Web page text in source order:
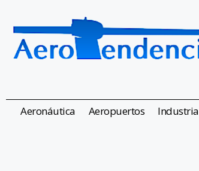
Aeronáutica Aeropuertos Industria